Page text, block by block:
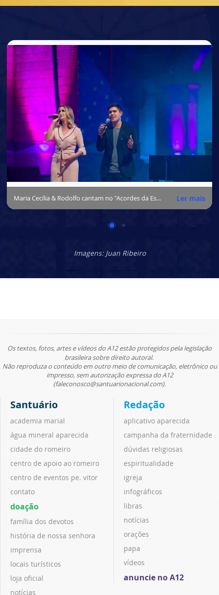
Maria Cecília & Rodolfo cantam no "Acordes da Esperança" Ler mais
Imagens: Juan Ribeiro
Os textos, fotos, artes e vídeos do A12 estão protegidos pela legislação
brasileira sobre direito autoral.
Não reproduza o conteúdo em outro meio de comunicação, eletrônico ou
impresso, sem autorização expressa do A12
(faleconosco@santuarionacional.com).
Santuário
academia marial
água mineral aparecida
cidade do romeiro
centro de apoio ao romeiro
centro de eventos pe. vitor
contato
doação
família dos devotos
história de nossa senhora
imprensa
locais turísticos
loja oficial
notícias
Redação
aplicativo aparecida
campanha da fraternidade
dúvidas religiosas
espiritualidade
igreja
infográficos
libras
notícias
orações
papa
vídeos
anuncie no A12